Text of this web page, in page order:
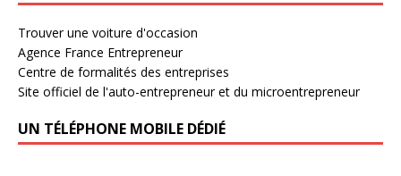
Trouver une voiture d'occasion
Agence France Entrepreneur
Centre de formalités des entreprises
Site officiel de l'auto-entrepreneur et du microentrepreneur
UN TÉLÉPHONE MOBILE DÉDIÉ